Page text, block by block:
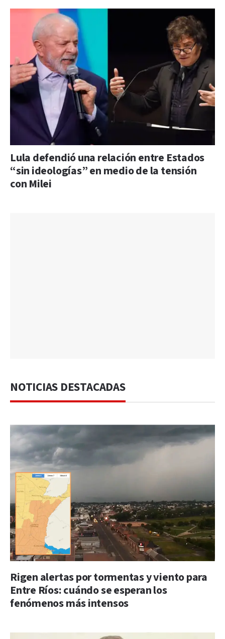
Lula defendió una relación entre Estados
“sin ideologías” en medio de la tensión
con Milei
NOTICIAS DESTACADAS
Rigen alertas por tormentas y viento para
Entre Ríos: cuándo se esperan los
fenómenos más intensos